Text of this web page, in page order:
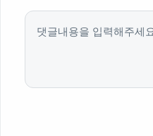
내용